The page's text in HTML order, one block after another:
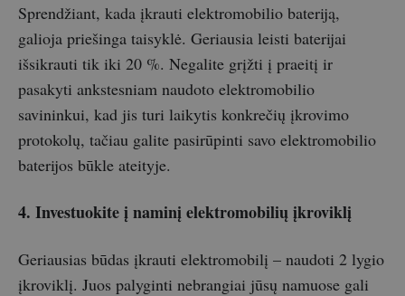
Sprendžiant, kada įkrauti elektromobilio bateriją,
galioja priešinga taisyklė. Geriausia leisti baterijai
išsikrauti tik iki 20 %. Negalite grįžti į praeitį ir
pasakyti ankstesniam naudoto elektromobilio
savininkui, kad jis turi laikytis konkrečių įkrovimo
protokolų, tačiau galite pasirūpinti savo elektromobilio
baterijos būkle ateityje.
4. Investuokite į naminį elektromobilių įkroviklį
Geriausias būdas įkrauti elektromobilį – naudoti 2 lygio
įkroviklį. Juos palyginti nebrangiai jūsų namuose gali